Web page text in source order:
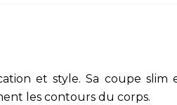
et style. Sa coupe slim
les contours du corps.